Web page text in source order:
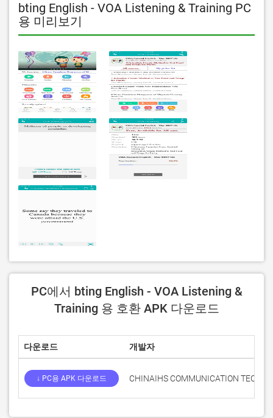
bting English - VOA Listening & Training PC
용 미리보기
PC에서 bting English - VOA Listening &
Training 용 호환 APK 다운로드
다운로드 개발자
↓ PC용 APK 다운로드 CHINAIHS COMMUNICATION